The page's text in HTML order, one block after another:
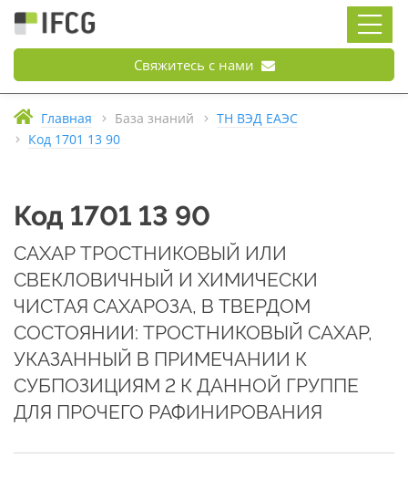
Свяжитесь с нами
Главная База знаний
ТН ВЭД ЕАЭС
Код 1701 13 90
Код 1701 13 90
САХАР ТРОСТНИКОВЫЙ ИЛИ
СВЕКЛОВИЧНЫЙ И ХИМИЧЕСКИ
ЧИСТАЯ САХАРОЗА, В ТВЕРДОМ
СОСТОЯНИИ: ТРОСТНИКОВЫЙ САХАР,
УКАЗАННЫЙ В ПРИМЕЧАНИИ К
СУБПОЗИЦИЯМ 2 К ДАННОЙ ГРУППЕ
ДЛЯ ПРОЧЕГО РАФИНИРОВАНИЯ